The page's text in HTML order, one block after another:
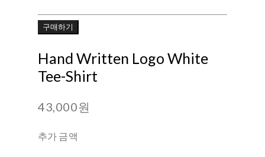
구매하기
Hand Written Logo White
Tee-Shirt
43,000원
추가 금액